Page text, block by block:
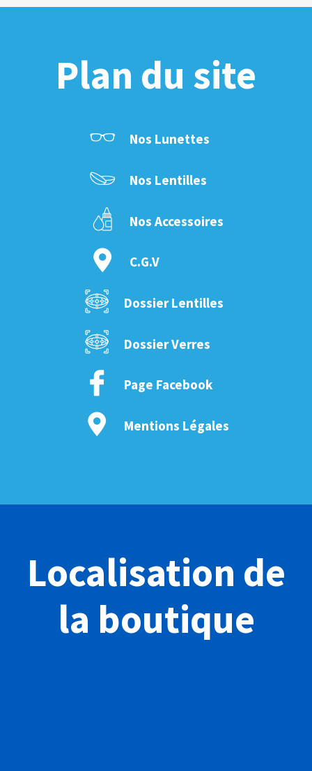
Plan du site
Nos Lunettes
Nos Lentilles
Nos Accessoires
C.G.V
Dossier Lentilles
Dossier Verres
Page Facebook
Mentions Légales
Localisation de
la boutique